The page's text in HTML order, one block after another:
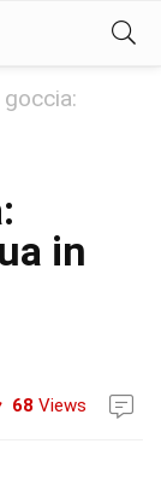
in
68 Views